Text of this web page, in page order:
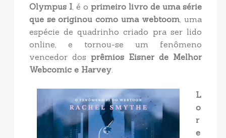
Olympus I, é o primeiro livro de uma série
que se originou como uma webtoom , uma
espécie de quadrinho criado pra ser lido
online, e tornou-se um fenômeno
vencedor dosprêmios Eisner de Melhor
Webcomic e Harvey.
L
o
r
e